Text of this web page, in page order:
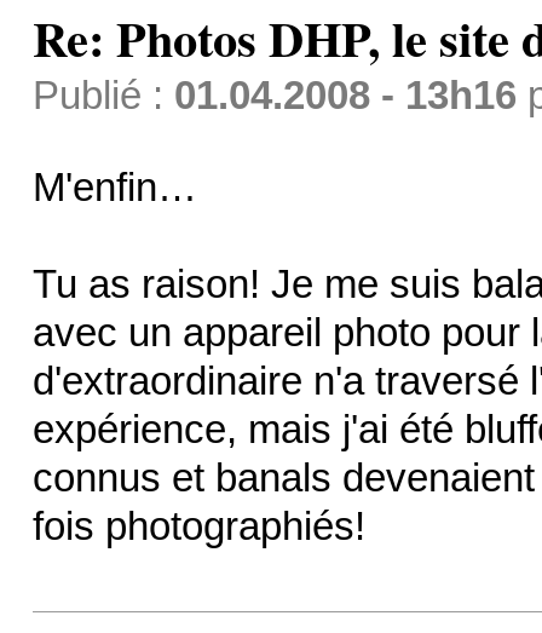
Re: Photos DHP, le site
Publié : 01.04.2008 - 13h16
M'enfin…
Tu as raison! Je me suis
avec un appareil photo pour
d'extraordinaire n'a traversé
expérience, mais j'ai été
connus et banals
fois photographiés!